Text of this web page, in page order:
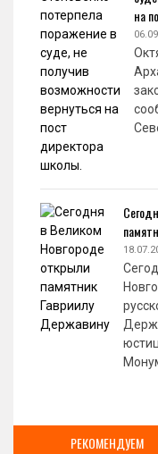
на
РЕКОМЕНДУЕМ